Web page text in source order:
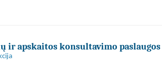
ir apskaitos konsultavimo paslaugos